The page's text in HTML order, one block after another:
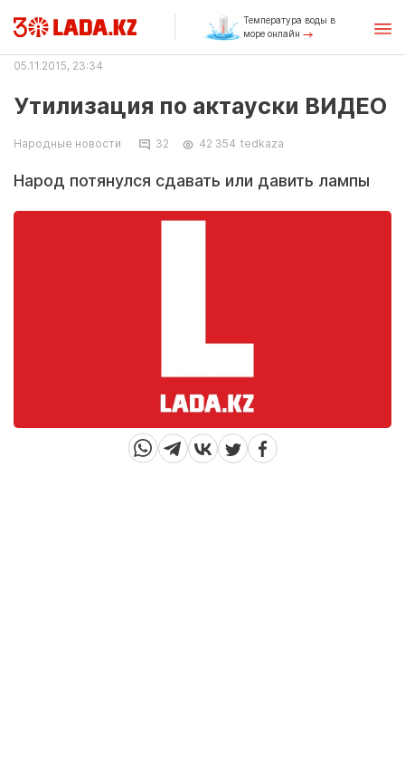
Температура воды в
море онлайн
05.11.2015, 23:34
Утилизация по актауски ВИДЕО
Народные новости 32 42 354 tedkaza
Народ потянулся сдавать или давить лампы